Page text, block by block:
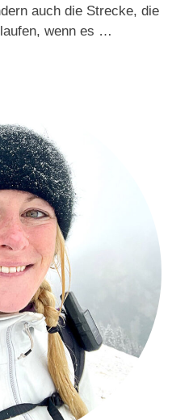
auch die Strecke, die
wenn es …